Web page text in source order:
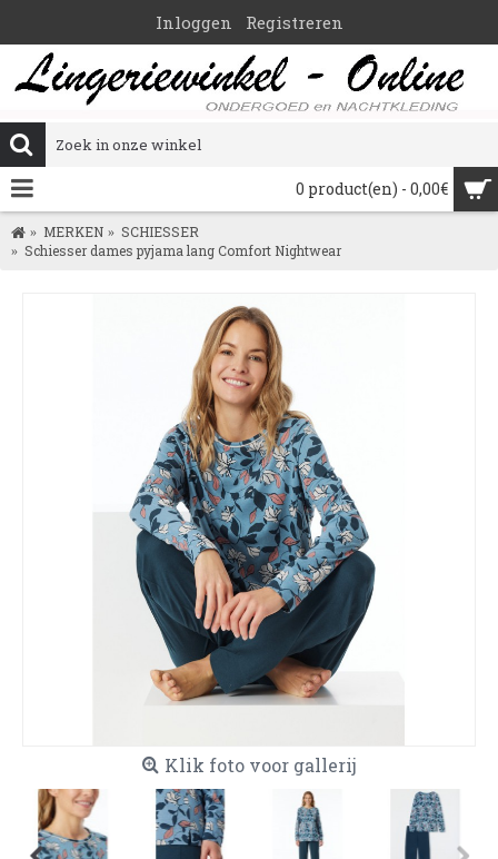
Inloggen Registreren
0 product(en) - 0,00€
MERKEN
SCHIESSER
Schiesser dames pyjama lang Comfort Nightwear
Klik foto voor gallerij